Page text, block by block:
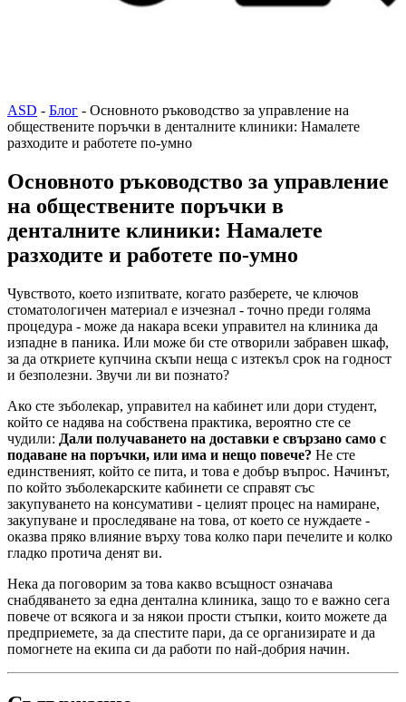
ASD - Блог - Основното ръководство за управление на
обществените поръчки в денталните клиники: Намалете
разходите и работете по-умно
Основното ръководство за управление
на обществените поръчки в
денталните клиники: Намалете
разходите и работете по-умно
Чувството, което изпитвате, когато разберете, че ключов
стоматологичен материал е изчезнал - точно преди голяма
процедура - може да накара всеки управител на клиника да
изпадне в паника. Или може би сте отворили забравен шкаф,
за да откриете купчина скъпи неща с изтекъл срок на годност
и безполезни. Звучи ли ви познато?
Ако сте зъболекар, управител на кабинет или дори студент,
който се надява на собствена практика, вероятно сте се
чудили: Дали получаването на доставки е свързано само с
подаване на поръчки, или има и нещо повече? Не сте
единственият, който се пита, и това е добър въпрос. Начинът,
по който зъболекарските кабинети се справят със
закупуването на консумативи - целият процес на намиране,
закупуване и проследяване на това, от което се нуждаете -
оказва пряко влияние върху това колко пари печелите и колко
гладко протича денят ви.
Нека да поговорим за това какво всъщност означава
снабдяването за една дентална клиника, защо то е важно сега
повече от всякога и за някои прости стъпки, които можете да
предприемете, за да спестите пари, да се организирате и да
помогнете на екипа си да работи по най-добрия начин.